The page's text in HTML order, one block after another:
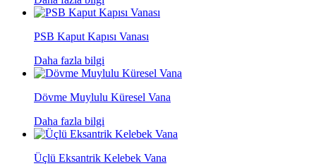
PSB Kaput Kapısı Vanası
Daha fazla bilgi
Dövme Muylulu Küresel Vana
Daha fazla bilgi
Üçlü Eksantrik Kelebek Vana